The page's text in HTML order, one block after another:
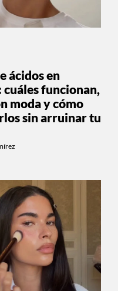
ácidos en
cuáles funcionan,
moda y cómo
sin arruinar tu